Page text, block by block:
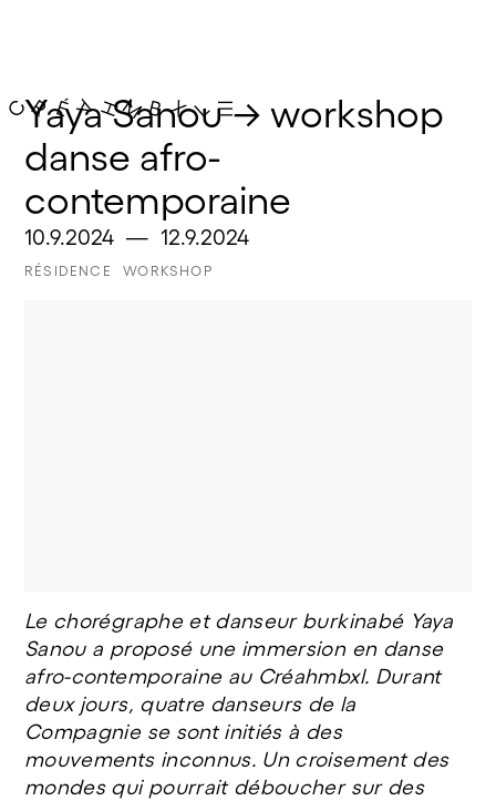
Yaya Sanou → workshop
danse afro-
contemporaine
10.9.2024 — 12.9.2024
RÉSIDENCE WORKSHOP
© Valentine Houot Braun
Le chorégraphe et danseur burkinabé Yaya
Sanou a proposé une immersion en danse
afro-contemporaine au Créahmbxl. Durant
deux jours, quatre danseurs de la
Compagnie se sont initiés à des
mouvements inconnus. Un croisement des
mondes qui pourrait déboucher sur des